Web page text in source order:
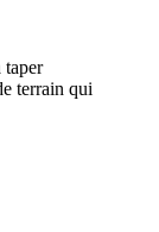
taper
terrain qui